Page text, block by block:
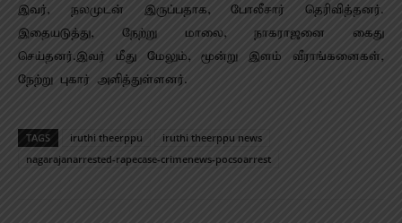
இவர், நலமுடன் இருப்பதாக, போலீசார் தெரிவித்தனர்.
இதையடுத்து, நேற்று மாலை, நாகராஜனை கைது
செய்தனர்.இவர் மீது மேலும், மூன்று இளம் வீராங்கனைகள்,
நேற்று புகார் அளித்துள்ளனர்.
TAGS iruthi theerppu
iruthi theerppu news
nagarajanarrested-rapecase-crimenews-pocsoarrest